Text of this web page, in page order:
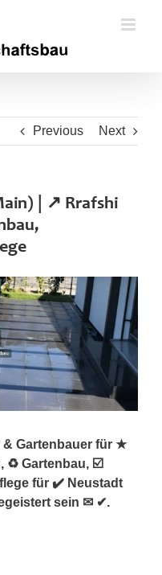
Previous Next
| ↗️ Rrafshi
Gartenbauer für ★
♻ Gartenbau, ☑️
für ✔️ Neustadt
sein ✉ ✔.